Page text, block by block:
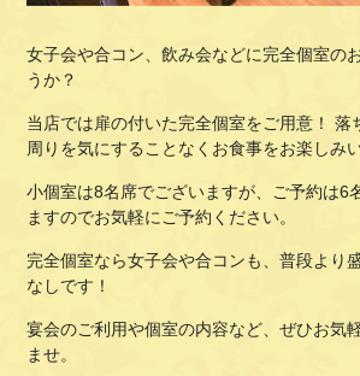
女子会や合コン、飲み会などに完全個室の
うか？
当店では扉の付いた完全個室をご用意！ 落
周りを気にすることなくお食事をお楽しみ
小個室は8名席でございますが、ご予約は6
ますのでお気軽にご予約ください。
完全個室なら女子会や合コンも、普段より
なしです！
宴会のご利用や個室の内容など、ぜひお気
ませ。